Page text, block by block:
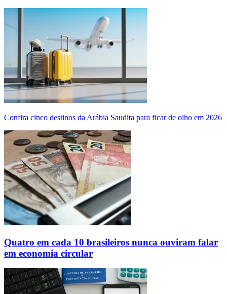
Confira cinco destinos da Arábia Saudita para ficar de olho em 2026
Quatro em cada 10 brasileiros nunca ouviram falar
em economia circular